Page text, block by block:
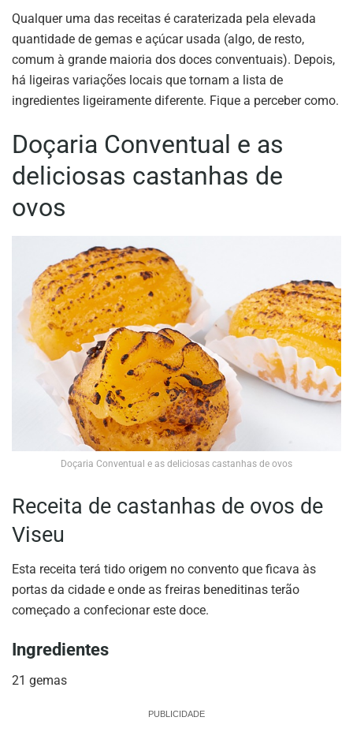
Qualquer uma das receitas é caraterizada pela elevada
quantidade de gemas e açúcar usada (algo, de resto,
comum à grande maioria dos doces conventuais). Depois,
há ligeiras variações locais que tornam a lista de
ingredientes ligeiramente diferente. Fique a perceber como.
Doçaria Conventual e as
deliciosas castanhas de
ovos
Doçaria Conventual e as deliciosas castanhas de ovos
Receita de castanhas de ovos de
Viseu
Esta receita terá tido origem no convento que ficava às
portas da cidade e onde as freiras beneditinas terão
começado a confecionar este doce.
Ingredientes
21 gemas
PUBLICIDADE